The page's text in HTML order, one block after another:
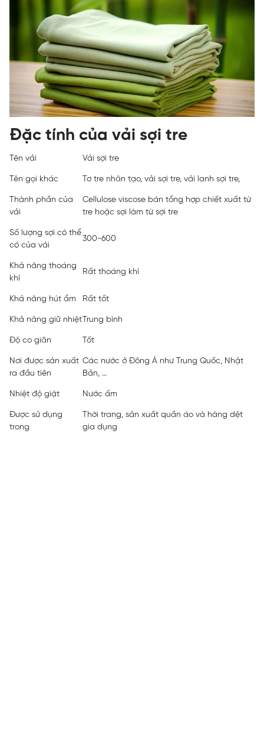
Đặc tính của vải sợi tre
Tên vải Vải sợi tre
Tên gọi khác Tơ tre nhân tạo, vải sợi tre, vải lanh sợi tre,
Thành phần của
vải
Cellulose viscose bán tổng hợp chiết xuất từ ​​
tre hoặc sợi làm từ sợi tre
Số lượng sợi có thể
có của vải
300-600
Khả năng thoáng
khí
Rất thoáng khí
Khả năng hút ẩm Rất tốt
Khả năng giữ nhiệt Trung bình
Độ co giãn Tốt
Nơi được sản xuất
ra đầu tiên
Các nước ở Đông Á như Trung Quốc, Nhật
Bản, …
Nhiệt độ giặt Nước ấm
Được sử dụng
trong
Thời trang, sản xuất quần áo và hàng dệt
gia dụng